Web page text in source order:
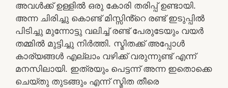
അവൾക്ക് ഉള്ളിൽ ഒരു കോരി തരിപ്പ് ഉണ്ടായി.
അന്ന ചിരിച്ചു കൊണ്ട് മിസ്സിൻ്റെ രണ്ട് ഇടുപ്പിൽ
പിടിച്ചു മുന്നോട്ടു വലിച്ച്‌ രണ്ട് പേരുടേയും വയർ
തമ്മിൽ മുട്ടിച്ചു നിർത്തി. സ്മിതക്ക് അപ്പോൾ
കാര്യങ്ങൾ എല്ലാം വഴിക്ക് വരുന്നുണ്ട് എന്ന്
മനസിലായി. ഇത്രയും പെട്ടന്ന് അന്ന ഇതൊക്കെ
ചെയ്തു തുടങ്ങും എന്ന് സ്മിത തീരെ